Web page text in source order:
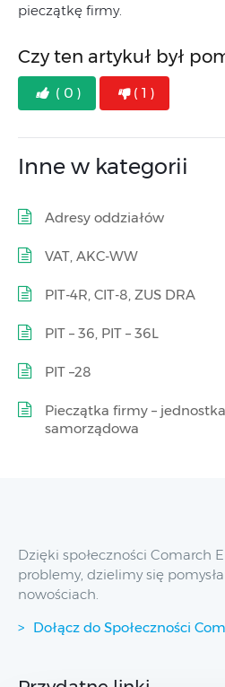
pieczątkę firmy.
Czy ten artykuł był
( 0 ) ( 1 )
Inne w kategorii
Adresy oddziałów
VAT, AKC-WW
PIT-4R, CIT-8, ZUS DRA
PIT – 36, PIT – 36L
PIT –28
Pieczątka firmy – jednostka
samorządowa
Dzięki społeczności Comarch
problemy, dzielimy się
nowościach.
Dołącz do Społeczności